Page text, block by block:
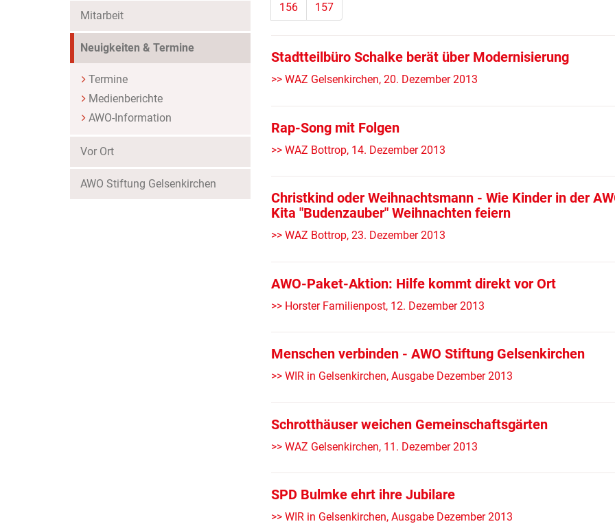
Mitarbeit
Neuigkeiten & Termine
Termine
Medienberichte
AWO-Information
Vor Ort
AWO Stiftung Gelsenkirchen
156
157
Stadtteilbüro Schalke berät über Modernisierung
>> WAZ Gelsenkirchen, 20. Dezember 2013
Rap-Song mit Folgen
>> WAZ Bottrop, 14. Dezember 2013
Christkind oder Weihnachtsmann - Wie Kinder in der
Kita "Budenzauber" Weihnachten feiern
>> WAZ Bottrop, 23. Dezember 2013
AWO-Paket-Aktion: Hilfe kommt direkt vor Ort
>> Horster Familienpost, 12. Dezember 2013
Menschen verbinden - AWO Stiftung Gelsenkirchen
>> WIR in Gelsenkirchen, Ausgabe Dezember 2013
Schrotthäuser weichen Gemeinschaftsgärten
>> WAZ Gelsenkirchen, 11. Dezember 2013
SPD Bulmke ehrt ihre Jubilare
>> WIR in Gelsenkirchen, Ausgabe Dezember 2013